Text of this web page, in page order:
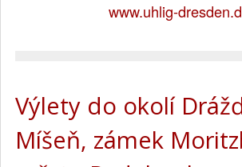
www.uhlig-
Výlety do okolí
Míšeň, zámek